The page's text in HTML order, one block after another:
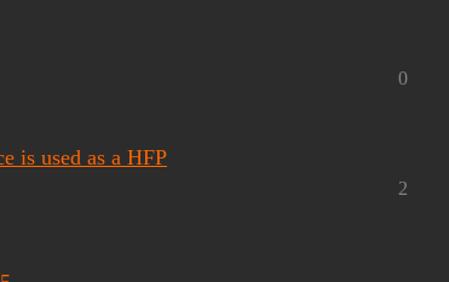
0
is used as a HFP
2